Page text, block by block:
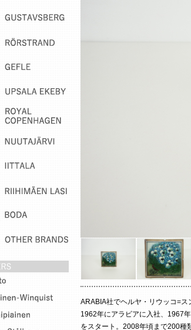
ARABIA社でヘルヤ・リウッコ=ス
1962年にアラビアに入社、1967
をスタート。2008年頃まで200種